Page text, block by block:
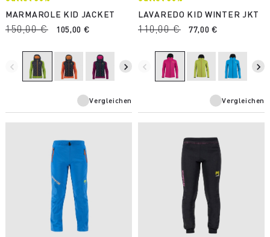
MARMAROLE KID JACKET
150,00 € 105,00 €
navigate_before navigate_next
Vergleichen
LAVAREDO KID WINTER JKT
110,00 € 77,00 €
navigate_before navigate_next
Vergleichen